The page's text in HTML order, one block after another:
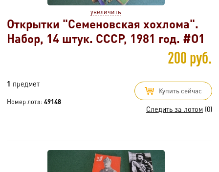
увеличить
Открытки "Семеновская хохлома".
Набор, 14 штук. СССР, 1981 год. #O1
200 руб.
1 предмет
Номер лота: 49148
Купить сейчас
Следить за лотом (0)